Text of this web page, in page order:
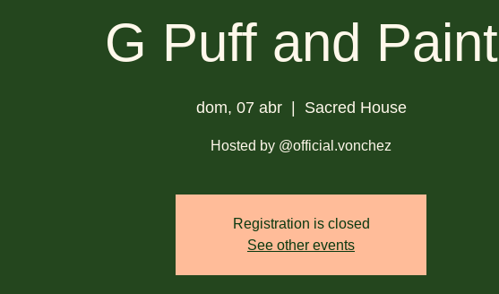
G Puff and Paint
dom, 07 abr
  |
Sacred House
Hosted by @official.vonchez
Registration is closed
See other events